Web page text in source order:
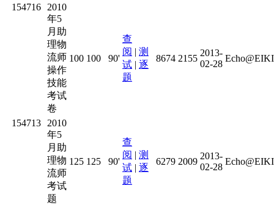
154716
2010
年5
月助
理物
流师
操作
技能
考试
卷
100 100 90'
查
阅 | 测
试 | 逐
题
8674 2155
2013-
02-28
154713
2010
年5
月助
理物
流师
考试
题
125 125 90'
查
阅 | 测
试 | 逐
题
6279 2009
2013-
02-28